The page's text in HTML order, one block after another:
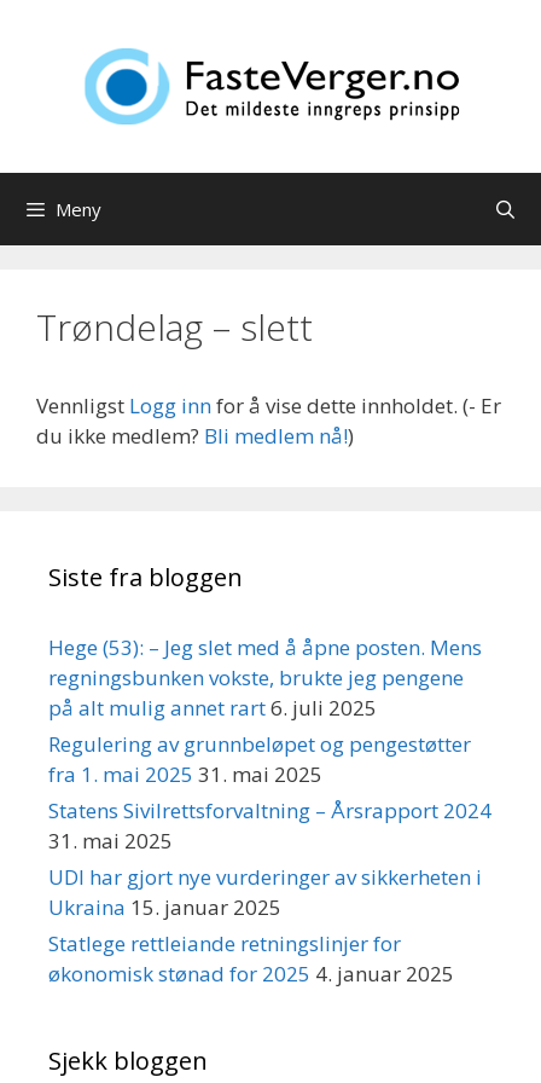
Meny
Trøndelag – slett
Vennligst Logg innfor å vise dette innholdet. (- Er
du ikke medlem? Bli medlem nå!)
Siste fra bloggen
Hege (53): – Jeg slet med å åpne posten. Mens
regningsbunken vokste, brukte jeg pengene
på alt mulig annet rart6. juli 2025
Regulering av grunnbeløpet og pengestøtter
fra 1. mai 2025 31. mai 2025
Statens Sivilrettsforvaltning – Årsrapport 2024
31. mai 2025
UDI har gjort nye vurderinger av sikkerheten i
Ukraina 15. januar 2025
Statlege rettleiande retningslinjer for
økonomisk stønad for 2025 4. januar 2025
Sjekk bloggen